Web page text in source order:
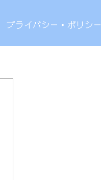
プライバシー・ポリシー